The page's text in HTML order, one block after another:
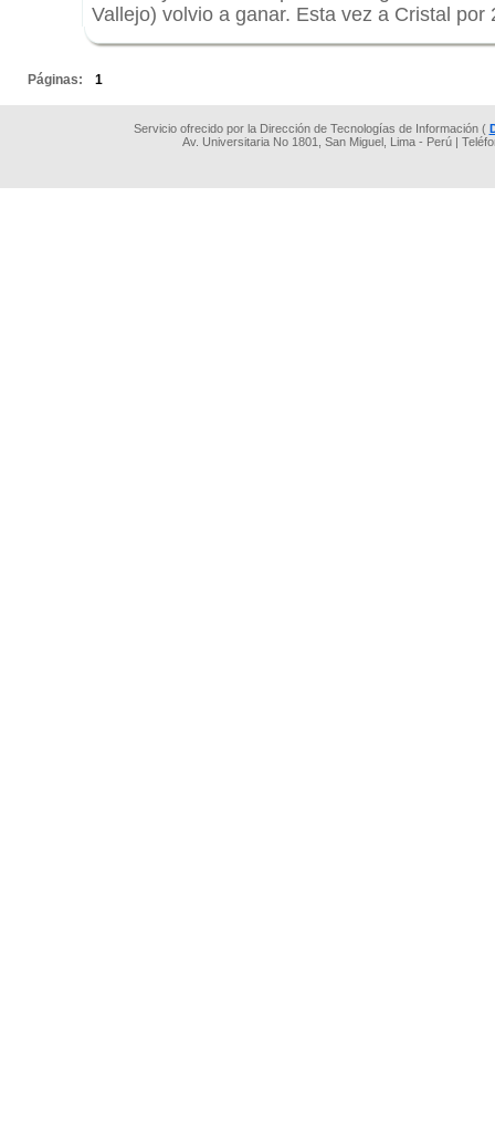
Vallejo) volvio a ganar. Esta vez a Cristal por
Páginas: 1
Servicio ofrecido por la Dirección de Tecnologías de Información (
Av. Universitaria No 1801, San Miguel, Lima - Perú |